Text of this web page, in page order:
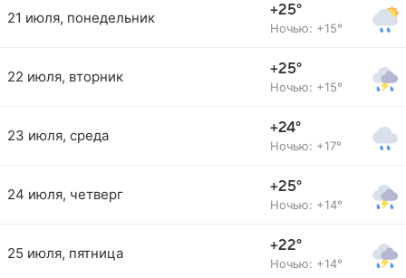
21 июля, понедельник +25°
Ночью: +15°
22 июля, вторник +25°
Ночью: +15°
23 июля, среда +24°
Ночью: +17°
24 июля, четверг +25°
Ночью: +14°
25 июля, пятница +22°
Ночью: +14°